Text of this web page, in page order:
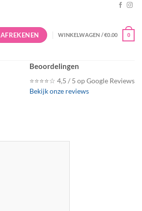
AFREKENEN WINKELWAGEN /€0.00 0
Beoordelingen
⭐⭐⭐⭐☆ 4,5 / 5 op Google Reviews
Bekijk onze reviews